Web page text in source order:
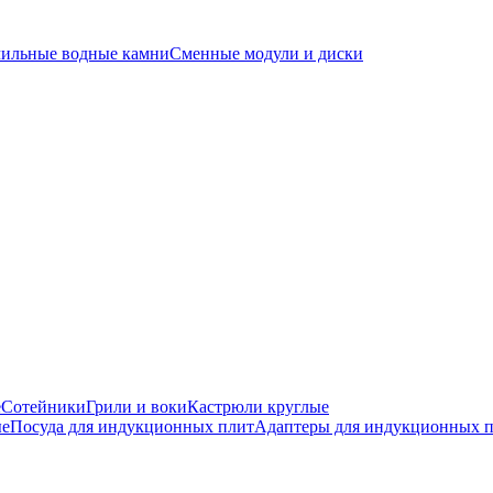
водные камниСменные модули и диски
СотейникиГрили и вокиКастрюли круглые
Посуда для индукционных плитАдаптеры для индукционных